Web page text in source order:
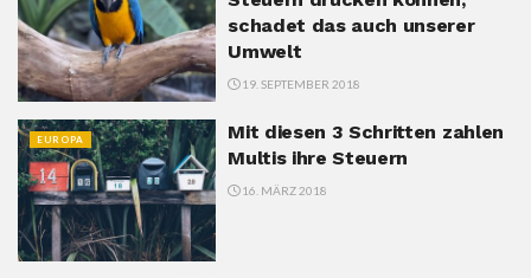
schadet das auch unserer
Umwelt
19. SEPTEMBER 2018
EUROPA
Mit diesen 3 Schritten zahlen
Multis ihre Steuern
16. MÄRZ 2018